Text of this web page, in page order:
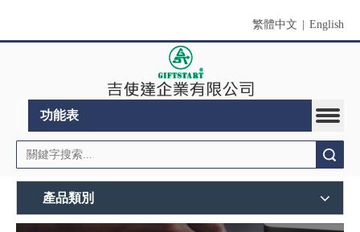
繁體中文 English
功能表
產品類別